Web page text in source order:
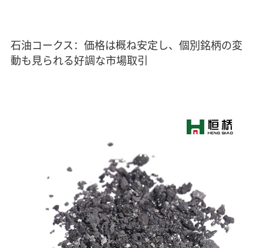
石油コークス：価格は概ね安定し、個別銘柄の変
動も見られる好調な市場取引